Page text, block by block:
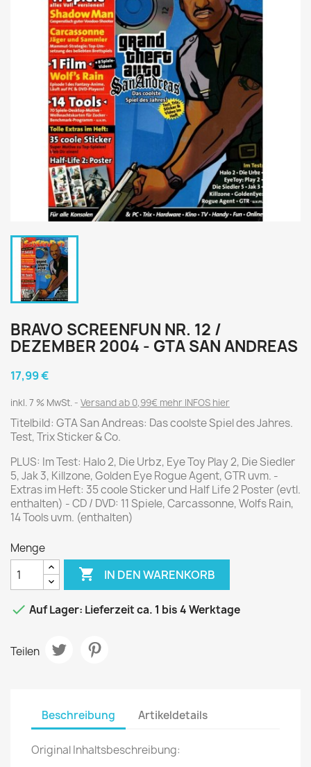
BRAVO SCREENFUN NR. 12 /
DEZEMBER 2004 - GTA SAN ANDREAS
17,99 €
inkl. 7 % MwSt. Versand ab 0,99€ mehr INFOS hier
Titelbild: GTA San Andreas: Das coolste Spiel des Jahres.
Test, Trix Sticker & Co.
PLUS: Im Test: Halo 2, Die Urbz, Eye Toy Play 2, Die Siedler
5, Jak 3, Killzone, Golden Eye Rogue Agent, GTR uvm. -
Extras im Heft: 35 coole Sticker und Half Life 2 Poster (evtl.
enthalten) - CD / DVD: 11 Spiele, Carcassonne, Wolfs Rain,
14 Tools uvm. (enthalten)
Menge
 IN DEN WARENKORB
 Auf Lager: Lieferzeit ca. 1 bis 4 Werktage
Teilen
Beschreibung Artikeldetails
Original Inhaltsbeschreibung: